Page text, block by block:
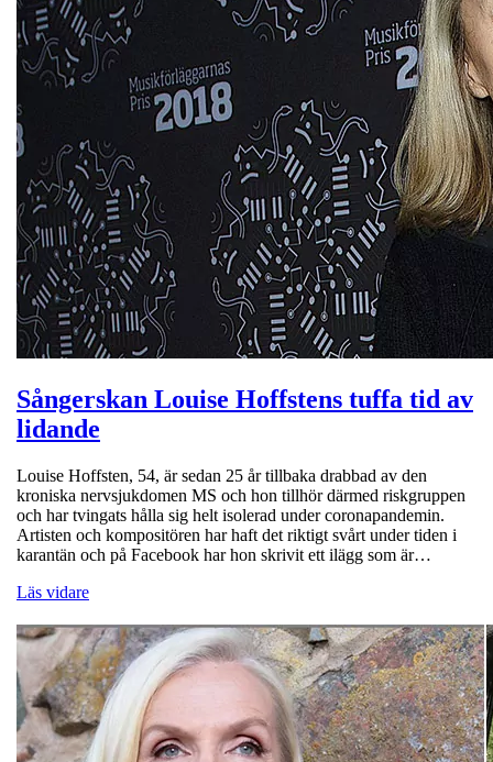
Sångerskan Louise Hoffstens tuffa tid av
lidande
Louise Hoffsten, 54, är sedan 25 år tillbaka drabbad av den
kroniska nervsjukdomen MS och hon tillhör därmed riskgruppen
och har tvingats hålla sig helt isolerad under coronapandemin.
Artisten och kompositören har haft det riktigt svårt under tiden i
karantän och på Facebook har hon skrivit ett ilägg som är…
Läs vidare